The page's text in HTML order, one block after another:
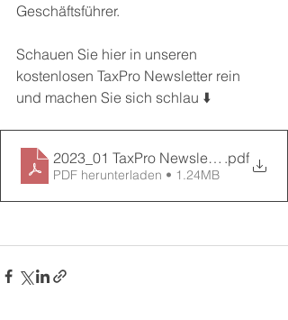
Geschäftsführer.
Schauen Sie hier in unseren
kostenlosen TaxPro Newsletter rein
und machen Sie sich schlau ⬇️
2023_01 TaxPro Newsletter.pdf
PDF herunterladen • 1.24MB